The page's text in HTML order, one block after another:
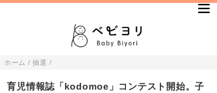
ホーム /抽選 /
育児情報誌「kodomoe」コンテスト開始。子